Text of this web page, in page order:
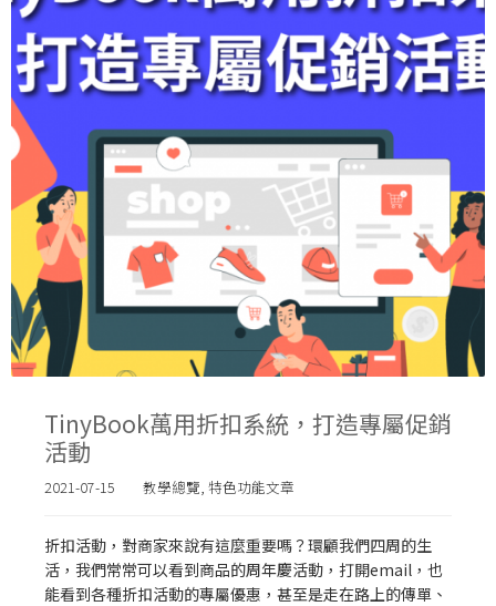
TinyBook萬用折扣系統，打造專屬促銷
活動
2021-07-15 教學總覽, 特色功能文章
折扣活動，對商家來說有這麼重要嗎？環顧我們四周的生
活，我們常常可以看到商品的周年慶活動，打開email，也
能看到各種折扣活動的專屬優惠，甚至是走在路上的傳單、